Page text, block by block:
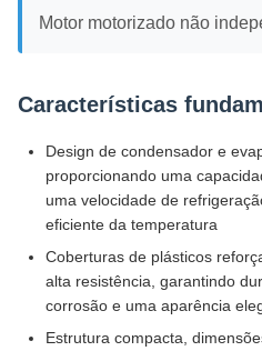
Motor motorizado não
Características
Design de condensador e
proporcionando uma
uma velocidade de
eficiente da temperatura
Coberturas de plásticos
alta resistência, garantindo
corrosão e uma aparência
Estrutura compacta,